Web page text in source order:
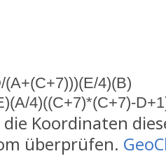
(A+(C+7)))(E/4)(B)
4)((C+7)*(C+7)-
Koordinaten
überprüfen.